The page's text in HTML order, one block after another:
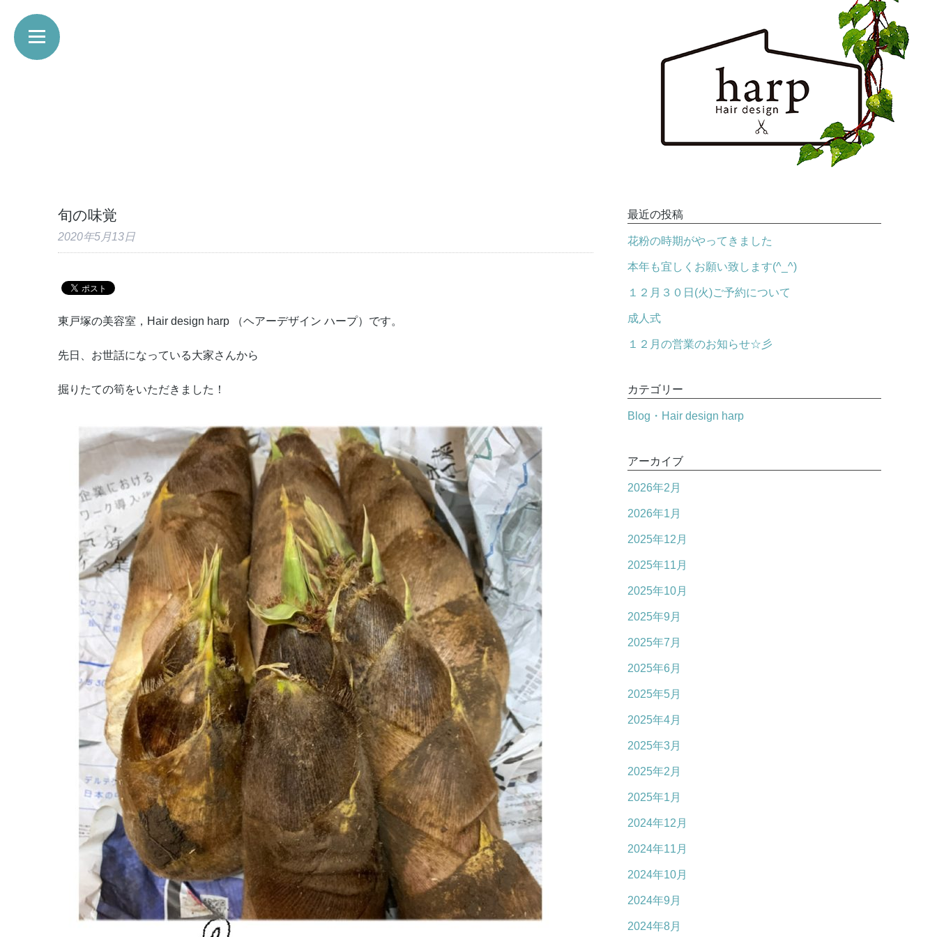
旬の味覚
2020年5月13日
東戸塚の美容室，Hair design harp （ヘアーデザイン ハープ）です。
先日、お世話になっている大家さんから
掘りたての筍をいただきました！
最近の投稿
花粉の時期がやってきました
本年も宜しくお願い致します(^_^)
１２月３０日(火)ご予約について
成人式
１２月の営業のお知らせ☆彡
カテゴリー
Blog・Hair design harp
アーカイブ
2026年2月
2026年1月
2025年12月
2025年11月
2025年10月
2025年9月
2025年7月
2025年6月
2025年5月
2025年4月
2025年3月
2025年2月
2025年1月
2024年12月
2024年11月
2024年10月
2024年9月
2024年8月